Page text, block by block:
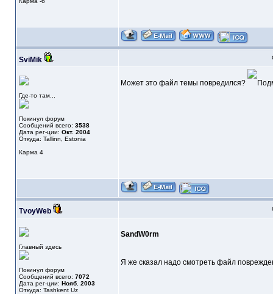
SviMik
Где-то там...
Покинул форум
Сообщений всего: 3538
Дата рег-ции: Окт. 2004
Откуда: Tallinn, Estonia
Карма 4
Может это файл темы повредился?
TvoyWeb
Главный здесь
Покинул форум
Сообщений всего: 7072
Дата рег-ции: Нояб. 2003
Откуда: Tashkent Uz
SandW0rm
Я же сказал надо смотреть файл